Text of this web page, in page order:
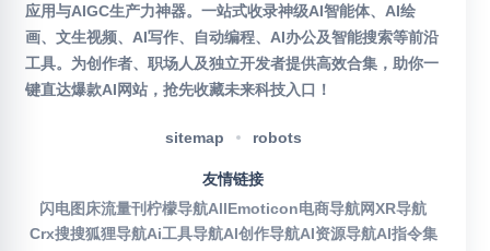
应用与AIGC生产力神器。一站式收录神级AI智能体、AI绘
画、文生视频、AI写作、自动编程、AI办公及智能搜索等前沿
工具。为创作者、职场人及独立开发者提供高效合集，助你一
键直达爆款AI网站，抢先收藏未来科技入口！
sitemap robots
友情链接
闪电图床流量刊柠檬导航AllEmoticon电商导航网XR导航
Crx搜搜狐狸导航Ai工具导航AI创作导航AI资源导航AI指令集